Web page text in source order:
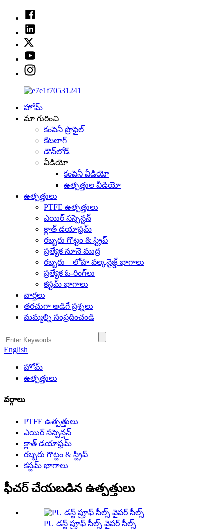
హోమ్
మా గురించి
కంపెనీ ప్రొఫైల్
కేటలాగ్
డౌన్‌లోడ్
వీడియో
కంపెనీ వీడియో
ఉత్పత్తుల వీడియో
ఉత్పత్తులు
PTFE ఉత్పత్తులు
ఎయిర్ సస్పెన్షన్
క్లాత్ డయాఫ్రమ్
రబ్బరు గొట్టం & స్ట్రిప్
ప్రత్యేక నూనె ముద్ర
రబ్బరు – లోహ వల్కనైజ్డ్ భాగాలు
ప్రత్యేక ఓ-రింగ్‌లు
కస్టమ్ భాగాలు
వార్తలు
తరచుగా అడిగే ప్రశ్నలు
మమ్మల్ని సంప్రదించండి
English
హోమ్
ఉత్పత్తులు
వర్గాలు
PTFE ఉత్పత్తులు
ఎయిర్ సస్పెన్షన్
క్లాత్ డయాఫ్రమ్
రబ్బరు గొట్టం & స్ట్రిప్
కస్టమ్ భాగాలు
ఫీచర్ చేయబడిన ఉత్పత్తులు
PU డస్ట్ ప్రూఫ్ సీల్స్ వైపర్ సీల్స్